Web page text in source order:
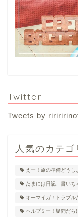
Twitter
Tweets by
人気のカテゴ
えー！旅の準備どうし
たまには日記、書いち
オーマイガ！トラブル
ヘルプミー！疑問だら